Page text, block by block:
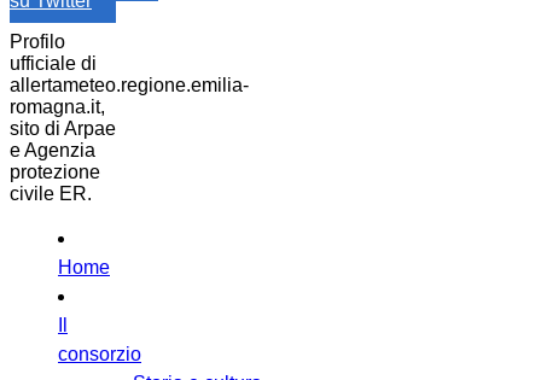
Profilo
ufficiale di
allertameteo.regione.emilia-
romagna.it,
sito di Arpae
e Agenzia
protezione
civile ER.
Home
consorzio